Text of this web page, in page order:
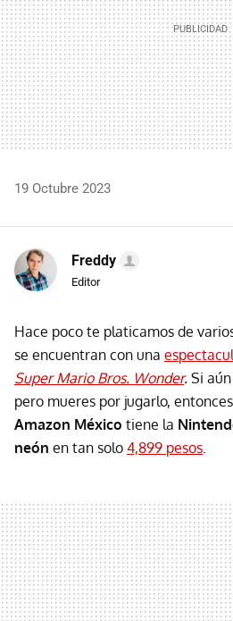
19 Octubre 2023
Freddy
Editor
Hace poco te platicamos de
se encuentran con una
Super Mario Bros. Wonder. Si
pero mueres por jugarlo,
Amazon México tiene la
neón en tan solo 4,899 pesos.